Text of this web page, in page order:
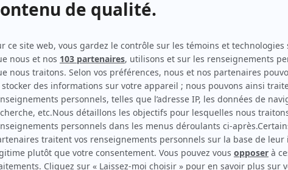
Personnages
L'or et le papier(Éliot Bernati